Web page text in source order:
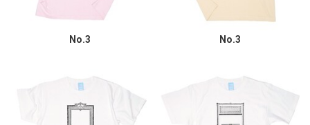
No.3 No.3